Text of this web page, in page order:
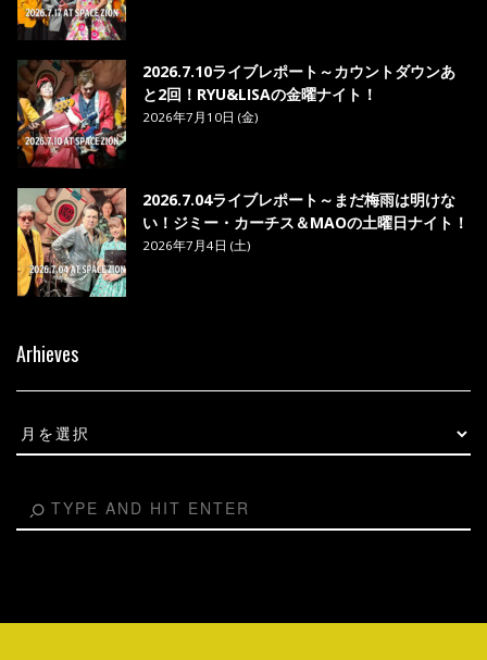
2026.7.10ライブレポート～カウントダウンあ
と2回！RYU&LISAの金曜ナイト！
2026年7月10日 (金)
2026.7.04ライブレポート～まだ梅雨は明けな
い！ジミー・カーチス＆MAOの土曜日ナイト！
2026年7月4日 (土)
Arhieves
Arhieves